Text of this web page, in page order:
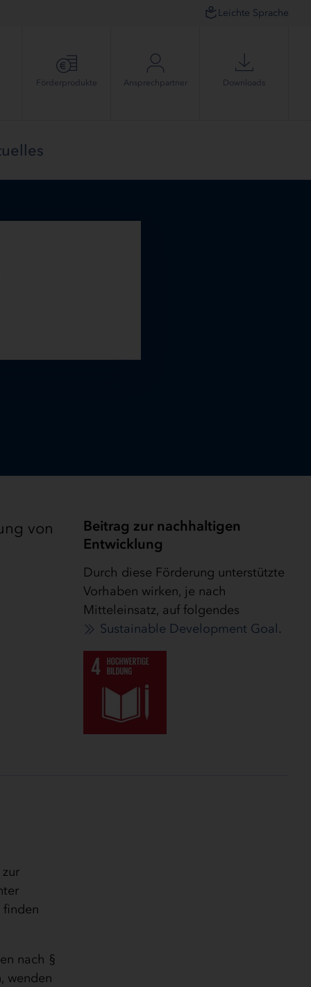
Leichte Sprache
Förder­produkte Ansprech­partner Downloads
von
Beitrag zur nachhaltigen
Entwicklung
Durch diese Förderung unterstützte
Vorhaben wirken, je nach
Mitteleinsatz, auf folgendes
Sustainable Development Goal.
finden
nach §
wenden